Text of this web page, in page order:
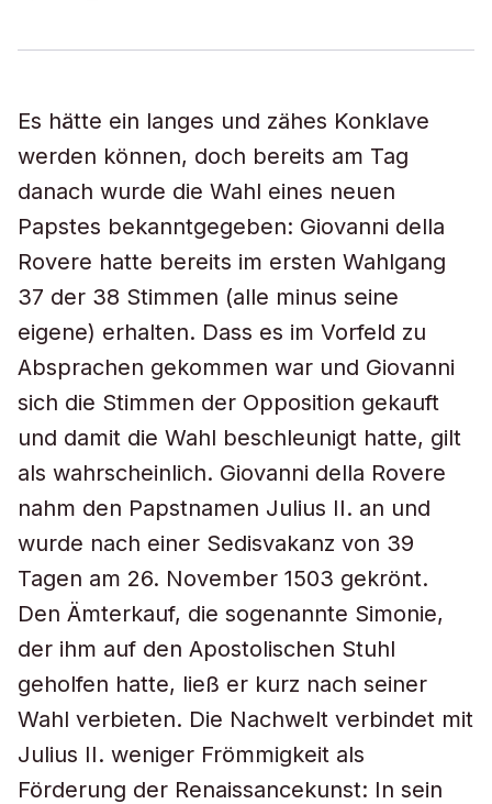
Es hätte ein langes und zähes Konklave
werden können, doch bereits am Tag
danach wurde die Wahl eines neuen
Papstes bekanntgegeben: Giovanni della
Rovere hatte bereits im ersten Wahlgang
37 der 38 Stimmen (alle minus seine
eigene) erhalten. Dass es im Vorfeld zu
Absprachen gekommen war und Giovanni
sich die Stimmen der Opposition gekauft
und damit die Wahl beschleunigt hatte, gilt
als wahrscheinlich. Giovanni della Rovere
nahm den Papstnamen Julius II. an und
wurde nach einer Sedisvakanz von 39
Tagen am 26. November 1503 gekrönt.
Den Ämterkauf, die sogenannte Simonie,
der ihm auf den Apostolischen Stuhl
geholfen hatte, ließ er kurz nach seiner
Wahl verbieten. Die Nachwelt verbindet mit
Julius II. weniger Frömmigkeit als
Förderung der Renaissancekunst: In sein